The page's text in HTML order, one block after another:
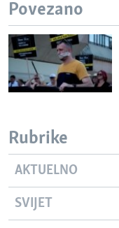
Povezano
Rubrike
AKTUELNO
SVIJET